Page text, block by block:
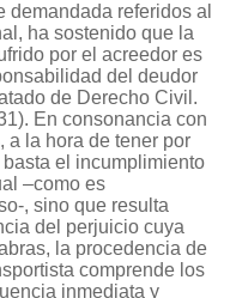
demandada referidos al
ha sostenido que la
por el acreedor es
del deudor
de Derecho Civil.
En consonancia con
a la hora de tener por
el incumplimiento
–como es
, sino que resulta
del perjuicio cuya
la procedencia de
comprende los
inmediata y